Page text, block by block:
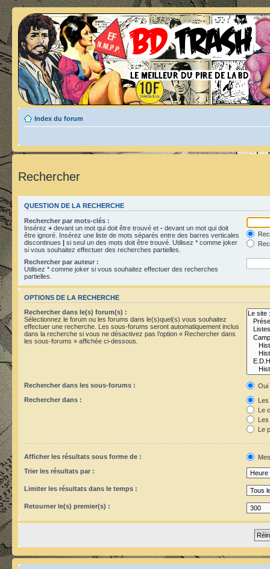
Index du forum
Rechercher
QUESTION DE LA RECHERCHE
Rechercher par mots-clés :
Insérez + devant un mot qui doit être trouvé et - devant un mot qui doit
être ignoré. Insérez une liste de mots séparés entre des barres verticales
discontinues | si seul un des mots doit être trouvé. Utilisez * comme joker
si vous souhaitez effectuer des recherches partielles.
Rechercher par auteur :
Utilisez * comme joker si vous souhaitez effectuer des recherches
partielles.
OPTIONS DE LA RECHERCHE
Rechercher dans le(s) forum(s) :
Sélectionnez le forum ou les forums dans le(s)quel(s) vous souhaitez
effectuer une recherche. Les sous-forums seront automatiquement inclus
dans la recherche si vous ne désactivez pas l’option « Rechercher dans
les sous-forums » affichée ci-dessous.
Rechercher dans les sous-forums :
Oui
Rechercher dans :
Le
Le
Afficher les résultats sous forme de :
Trier les résultats par :
Limiter les résultats dans le temps :
Retourner le(s) premier(s) :